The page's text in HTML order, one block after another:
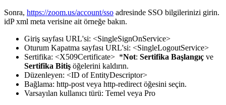
Sonra, https://zoom.us/account/sso adresinde SSO bilgilerinizi girin.
idP xml meta verisine ait örneğe bakın.
Giriş sayfası URL'si: <SingleSignOnService>
Oturum Kapatma sayfası URL'si: <SingleLogoutService>
Sertifika: <X509Certificate> *Not: Sertifika Başlangıç ve
Sertifika Bitiş öğelerini kaldırın.
Düzenleyen: <ID of EntityDescriptor>
Bağlama: http-post veya http-redirect öğesini seçin.
Varsayılan kullanıcı türü: Temel veya Pro